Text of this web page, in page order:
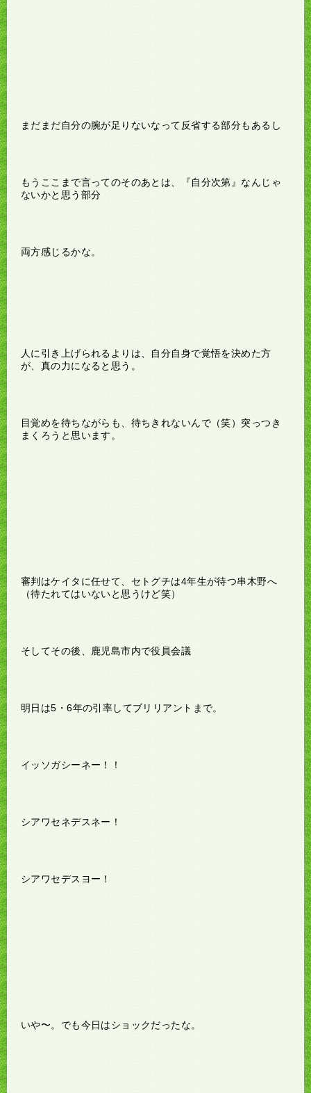
まだまだ自分の腕が足りないなって反省する部分もあるし
もうここまで言ってのそのあとは、『自分次第』なんじゃ
ないかと思う部分
両方感じるかな。
人に引き上げられるよりは、自分自身で覚悟を決めた方
が、真の力になると思う。
目覚めを待ちながらも、待ちきれないんで（笑）突っつき
まくろうと思います。
審判はケイタに任せて、セトグチは4年生が待つ串木野へ
（待たれてはいないと思うけど笑）
そしてその後、鹿児島市内で役員会議
明日は5・6年の引率してブリリアントまで。
イッソガシーネー！！
シアワセネデスネー！
シアワセデスヨー！
いや〜。でも今日はショックだったな。